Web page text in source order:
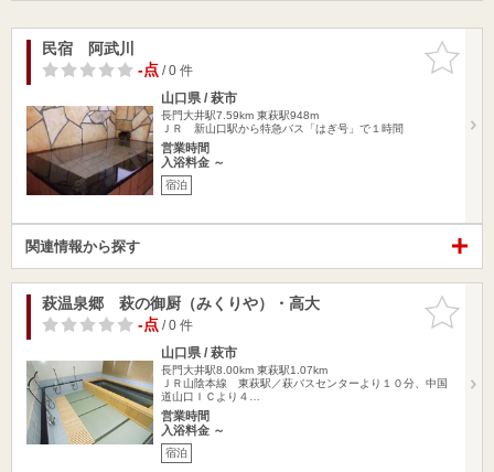
お気に入
りに追加
民宿 阿武川
-点/ 0 件
山口県 / 萩市
長門大井駅7.59km 東萩駅948m
ＪＲ 新山口駅から特急バス「はぎ号」で１時間
営業時間
入浴料金 ～
宿泊
関連情報から探す
お気に入
りに追加
萩温泉郷 萩の御厨（みくりや）・高大
-点/ 0 件
山口県 / 萩市
長門大井駅8.00km 東萩駅1.07km
ＪＲ山陰本線 東萩駅／萩バスセンターより１０分、中国
道山口ＩＣより４…
営業時間
入浴料金 ～
宿泊